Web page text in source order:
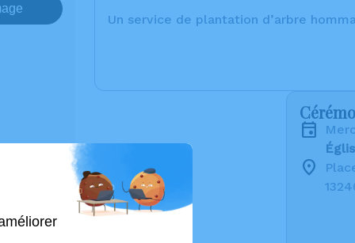
Un service de plantation d’arbre